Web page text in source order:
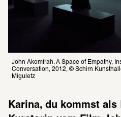
John Akomfrah. A Space of Empathy,
Conversation, 2012, © Schirn
Miguletz
Karina, du kommst als